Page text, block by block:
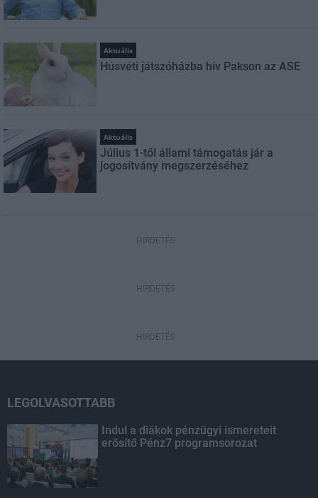
Aktuális
Húsvéti játszóházba hív Pakson az ASE
Aktuális
Július 1-től állami támogatás jár a
jogosítvány megszerzéséhez
HIRDETÉS
HIRDETÉS
HIRDETÉS
LEGOLVASOTTABB
Indul a diákok pénzügyi ismereteit
erősítő Pénz7 programsorozat